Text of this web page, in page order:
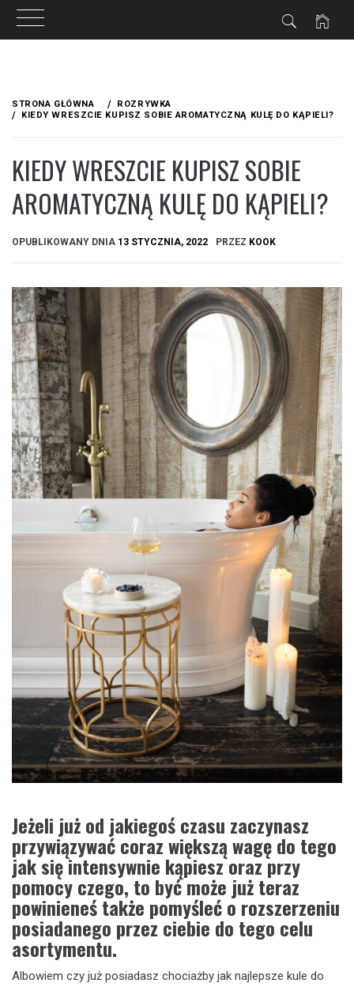
treści
STRONA GŁÓWNA
ROZRYWKA
KIEDY WRESZCIE KUPISZ SOBIE AROMATYCZNĄ KULĘ DO KĄPIELI?
KIEDY WRESZCIE KUPISZ SOBIE
AROMATYCZNĄ KULĘ DO KĄPIELI?
OPUBLIKOWANY DNIA 13 STYCZNIA, 2022 PRZEZ KOOK
Jeżeli już od jakiegoś czasu zaczynasz
przywiązywać coraz większą wagę do tego
jak się intensywnie kąpiesz oraz przy
pomocy czego, to być może już teraz
powinieneś także pomyśleć o rozszerzeniu
posiadanego przez ciebie do tego celu
asortymentu.
Albowiem czy już posiadasz chociażby jak najlepsze kule do